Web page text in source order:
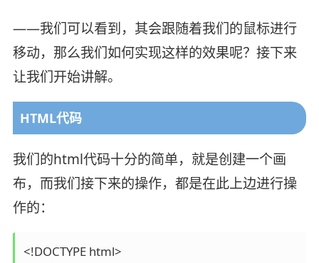
——我们可以看到，其会跟随着我们的鼠标进行
移动，那么我们如何实现这样的效果呢？接下来
让我们开始讲解。
HTML代码
我们的html代码十分的简单，就是创建一个画
布，而我们接下来的操作，都是在此上边进行操
作的：
<!DOCTYPE html>